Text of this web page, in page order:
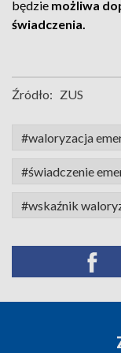
będzie możliwa
świadczenia.
Źródło: ZUS
#waloryzacja
#świadczenie
#wskaźnik